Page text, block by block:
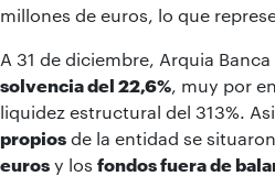
millones de euros, lo que
A 31 de diciembre, Arquia
solvencia del 22,6%, muy por
liquidez estructural del 313%.
propios de la entidad se
euros y los fondos fuera de